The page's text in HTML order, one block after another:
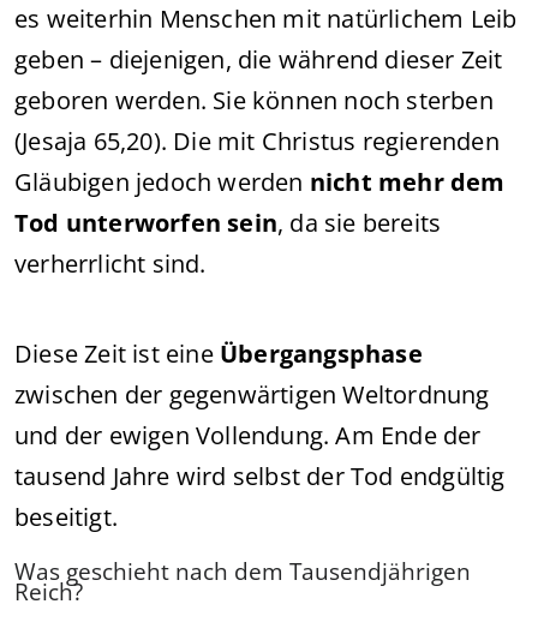
es weiterhin Menschen mit natürlichem Leib
geben – diejenigen, die während dieser Zeit
geboren werden. Sie können noch sterben
(Jesaja 65,20). Die mit Christus regierenden
Gläubigen jedoch werden nicht mehr dem
Tod unterworfen sein, da sie bereits
verherrlicht sind.
Diese Zeit ist eine Übergangsphase
zwischen der gegenwärtigen Weltordnung
und der ewigen Vollendung. Am Ende der
tausend Jahre wird selbst der Tod endgültig
beseitigt.
Was geschieht nach dem Tausendjährigen
Reich?